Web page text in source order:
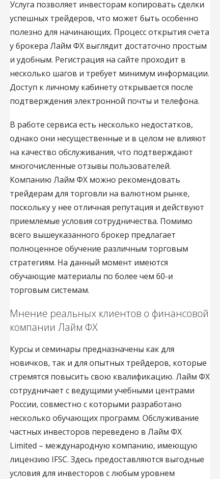
Услуга позволяет инвесторам копировать сделки
успешных трейдеров, что может быть особенно
полезно для начинающих. Процесс открытия счета
у брокера Лайм ФХ выглядит достаточно простым
и удобным. Регистрация на сайте проходит в
несколько шагов и требует минимум информации.
Доступ к личному кабинету открывается после
подтверждения электронной почты и телефона.
В работе сервиса есть несколько недостатков,
однако они несущественные и в целом не влияют
на качество обслуживания, что подтверждают
многочисленные отзывы пользователей.
Компанию Лайм ФХ можно рекомендовать
трейдерам для торговли на валютном рынке,
поскольку у нее отличная репутация и действуют
приемлемые условия сотрудничества. Помимо
всего вышеуказанного брокер предлагает
полноценное обучение различным торговым
стратегиям. На данный момент имеются
обучающие материалы по более чем 60-и
торговым системам.
Мнение реальных клиентов о финансовой
компании Лайм ФХ
Курсы и семинары предназначены как для
новичков, так и для опытных трейдеров, которые
стремятся повысить свою квалификацию. Лайм ФХ
сотрудничает с ведущими учебными центрами
России, совместно с которыми разработано
несколько обучающих программ. Обслуживание
частных инвесторов переведено в Лайм ФХ
Limited – международную компанию, имеющую
лицензию IFSC. Здесь предоставляются выгодные
условия для инвесторов с любым уровнем